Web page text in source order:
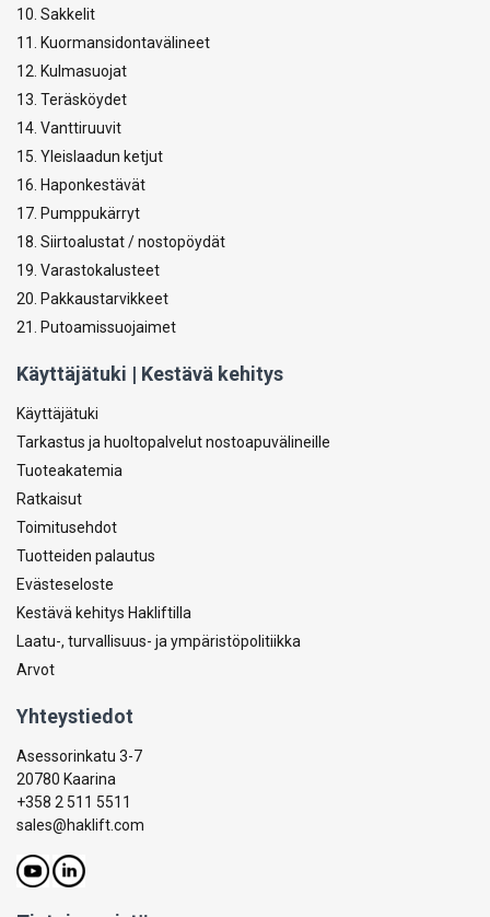
10. Sakkelit
11. Kuormansidontavälineet
12. Kulmasuojat
13. Teräsköydet
14. Vanttiruuvit
15. Yleislaadun ketjut
16. Haponkestävät
17. Pumppukärryt
18. Siirtoalustat / nostopöydät
19. Varastokalusteet
20. Pakkaustarvikkeet
21. Putoamissuojaimet
Käyttäjätuki | Kestävä kehitys
Käyttäjätuki
Tarkastus ja huoltopalvelut nostoapuvälineille
Tuoteakatemia
Ratkaisut
Toimitusehdot
Tuotteiden palautus
Evästeseloste
Kestävä kehitys Hakliftilla
Laatu-, turvallisuus- ja ympäristöpolitiikka
Arvot
Yhteystiedot
Asessorinkatu 3-7
20780 Kaarina
+358 2 511 5511
sales@haklift.com